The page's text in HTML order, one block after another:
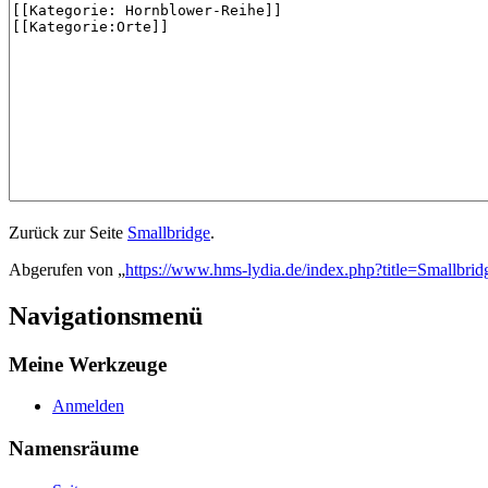
Zurück zur Seite Smallbridge.
Abgerufen von „https://www.hms-lydia.de/
Navigationsmenü
Meine Werkzeuge
Anmelden
Namensräume